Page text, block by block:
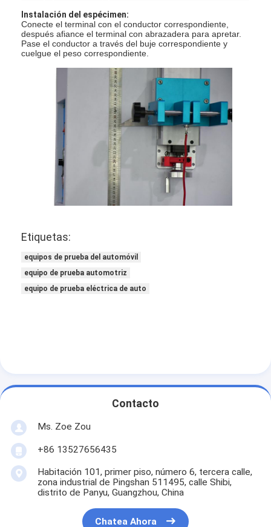
En casa
Productos
Los vídeos
Sobre nosotros
Control de calidad
Contacta con nosotros
Noticias
Laboratorio del rendimiento energético
Equipo de prueba del vehículo
Equipo de prueba de la batería
Equipo de prueba para laboratorio eléctrico
Instalación del espécimen:
Conecte el terminal con el conductor correspondiente,
después afiance el terminal con abrazadera para apretar.
Pase el conductor a través del buje correspondiente y
cuelgue el peso correspondiente.
Etiquetas:
equipos de prueba del automóvil
equipo de prueba automotriz
equipo de prueba eléctrica de auto
Contacto
Ms. Zoe Zou
+86 13527656435
Habitación 101, primer piso, número 6, tercera calle,
zona industrial de Pingshan 511495, calle Shibi,
distrito de Panyu, Guangzhou, China
Chatea Ahora